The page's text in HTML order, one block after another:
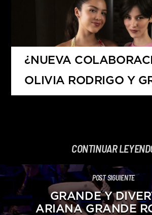
¿NUEVA
OLIVIA RODRIGO Y
CONTINUAR
POST SIGUIENTE
GRANDE Y
ARIANA GRANDE